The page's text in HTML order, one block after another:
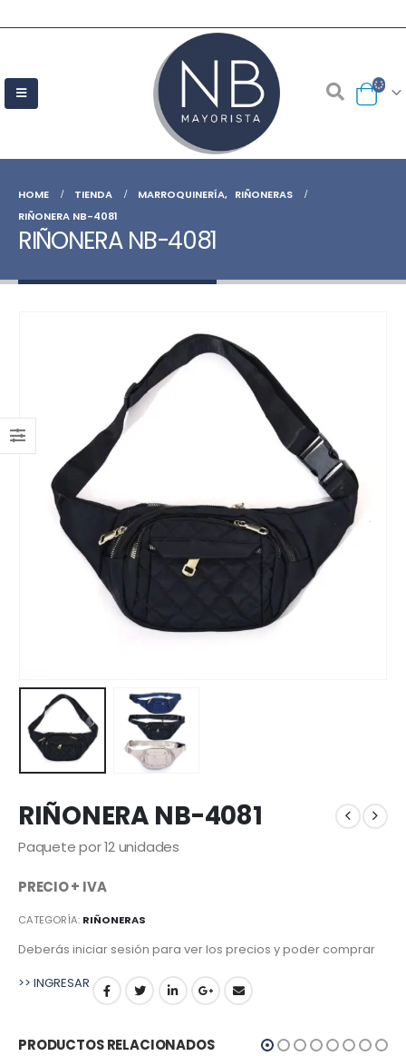
HOME TIENDA MARROQUINERÍA, RIÑONERAS
RIÑONERA NB-4081
RIÑONERA NB-4081
RIÑONERA NB-4081
Paquete por 12 unidades
PRECIO + IVA
CATEGORÍA: RIÑONERAS
Deberás iniciar sesión para ver los precios y poder comprar
>> INGRESAR
PRODUCTOS RELACIONADOS